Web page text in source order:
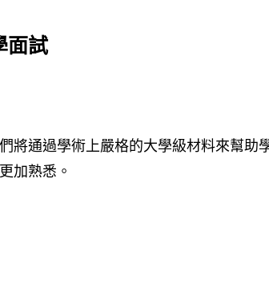
面試
將通過學術上嚴格的大學級材料來幫助
加熟悉。